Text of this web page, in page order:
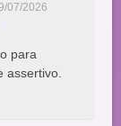
07/2026
para
assertivo.